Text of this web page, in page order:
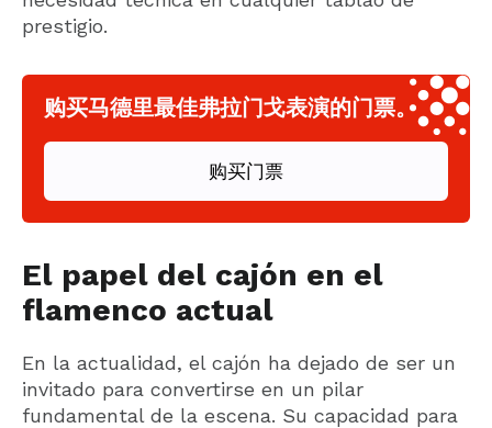
prestigio.
购买马德里最佳弗拉门戈表演的门票。
购买门票
El papel del cajón en el
flamenco actual
En la actualidad, el cajón ha dejado de ser un
invitado para convertirse en un pilar
fundamental de la escena. Su capacidad para